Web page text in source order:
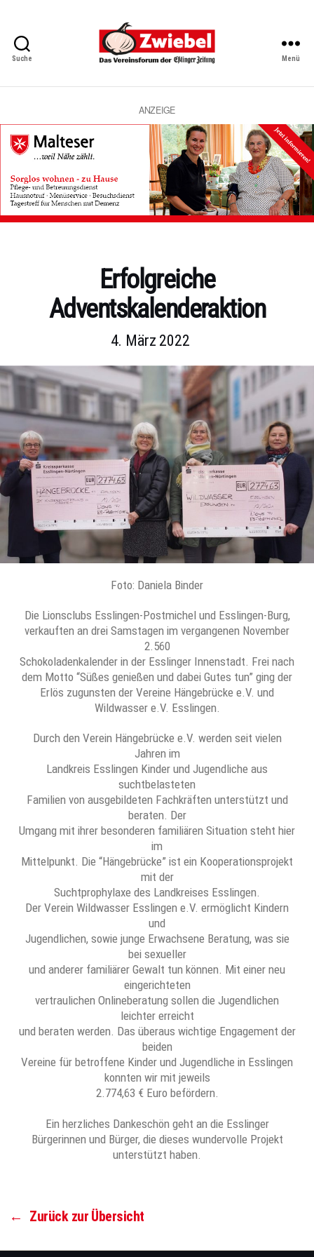
Suche
Vereinsforum
Eßlinger
Zeitung
Menü
ANZEIGE
Erfolgreiche
Adventskalenderaktion
4. März 2022
Foto: Daniela Binder
Die Lionsclubs Esslingen-Postmichel und Esslingen-Burg,
verkauften an drei Samstagen im vergangenen November
2.560
Schokoladenkalender in der Esslinger Innenstadt. Frei nach
dem Motto “Süßes genießen und dabei Gutes tun” ging der
Erlös zugunsten der Vereine Hängebrücke e.V. und
Wildwasser e.V. Esslingen.
Durch den Verein Hängebrücke e.V. werden seit vielen
Jahren im
Landkreis Esslingen Kinder und Jugendliche aus
suchtbelasteten
Familien von ausgebildeten Fachkräften unterstützt und
beraten. Der
Umgang mit ihrer besonderen familiären Situation steht hier
im
Mittelpunkt. Die “Hängebrücke” ist ein Kooperationsprojekt
mit der
Suchtprophylaxe des Landkreises Esslingen.
Der Verein Wildwasser Esslingen e.V. ermöglicht Kindern
und
Jugendlichen, sowie junge Erwachsene Beratung, was sie
bei sexueller
und anderer familiärer Gewalt tun können. Mit einer neu
eingerichteten
vertraulichen Onlineberatung sollen die Jugendlichen
leichter erreicht
und beraten werden. Das überaus wichtige Engagement der
beiden
Vereine für betroffene Kinder und Jugendliche in Esslingen
konnten wir mit jeweils
2.774,63 € Euro befördern.
Ein herzliches Dankeschön geht an die Esslinger
Bürgerinnen und Bürger, die dieses wundervolle Projekt
unterstützt haben.
← Zurück zur Übersicht